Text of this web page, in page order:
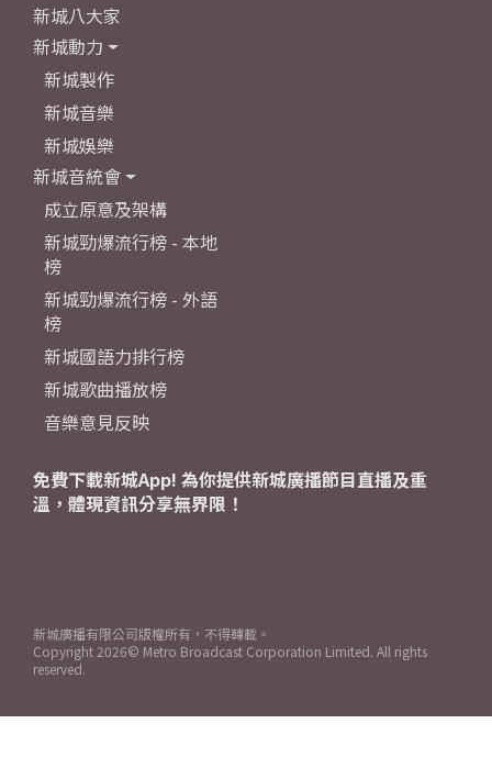
新城八大家
新城動力
新城製作
新城音樂
新城娛樂
新城音統會
成立原意及架構
新城勁爆流行榜 - 本地
榜
新城勁爆流行榜 - 外語
榜
新城國語力排行榜
新城歌曲播放榜
音樂意見反映
免費下載新城App! 為你提供新城廣播節目直播及重
溫，體現資訊分享無界限！
新城廣播有限公司版權所有，不得轉載。
Copyright 2026© Metro Broadcast Corporation Limited. All rights
reserved.